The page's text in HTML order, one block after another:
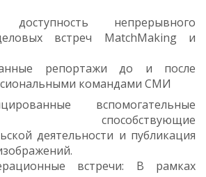
доступность непрерывного
встреч MatchMaking и
репортажи до и после
командами СМИ
вспомогательные
способствующие
деятельности и публикация
встречи: В рамках